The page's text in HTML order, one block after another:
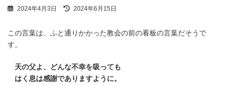
2024年4月3日
最
新
2024年6月15日
この言葉は、ふと通りかかった教会の前の看板の言葉だそうで
す。
天の父よ、どんな不幸を吸っても
はく息は感謝でありますように。